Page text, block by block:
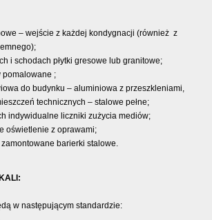
– wejście z każdej kondygnacji (również z
i schodach płytki gresowe lub granitowe;
pomalowane ;
do budynku – aluminiowa z przeszkleniami,
technicznych – stalowe pełne;
indywidualne liczniki zużycia mediów;
oświetlenie z oprawami;
barierki stalowe.
w następującym standardzie: